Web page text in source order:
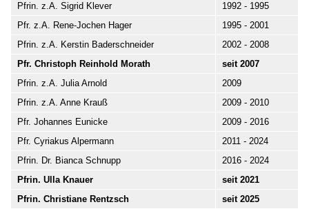
Pfrin. z.A. Sigrid Klever
1992 - 1995
Pfr. z.A. Rene-Jochen Hager
1995 - 2001
Pfrin. z.A. Kerstin Baderschneider
2002 - 2008
Pfr. Christoph Reinhold Morath
seit 2007
Pfrin. z.A. Julia Arnold
2009
Pfrin. z.A. Anne Krauß
2009 - 2010
Pfr. Johannes Eunicke
2009 - 2016
Pfr. Cyriakus Alpermann
2011 - 2024
Pfrin. Dr. Bianca Schnupp
2016 - 2024
Pfrin. Ulla Knauer
seit 2021
Pfrin. Christiane Rentzsch
seit 2025